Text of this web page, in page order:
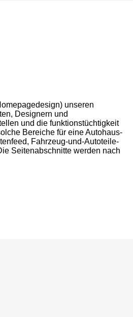
unseren
Designern und
und die funktionstüchtigkeit
Bereiche für eine Autohaus-
Fahrzeug-und-Autoteile-
Seitenabschnitte werden nach